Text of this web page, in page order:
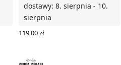
dostawy: 8. sierpnia - 10.
sierpnia
119,00zł